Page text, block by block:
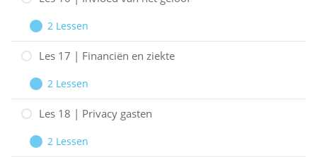
Informatie
en
Uitbreiden
Les
16
Invloed
van
geloof
2 Lessen
Les 17 | Financiën en ziekte
Uitbreiden
Les
17
Financiën
2 Lessen
Les 18 | Privacy gasten
Uitbreiden
Les
2 Lessen